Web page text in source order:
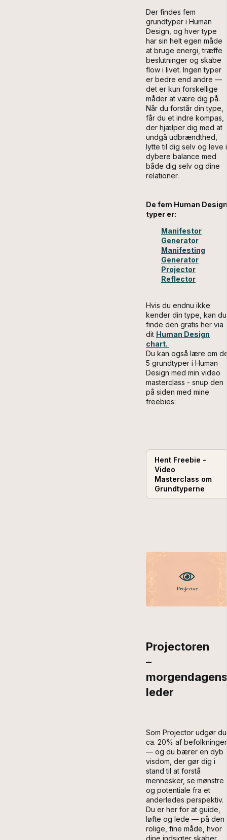
Der findes fem
grundtyper i Human
Design, og hver type
har sin helt egen måde
at bruge energi, træffe
beslutninger og skabe
flow i livet. Ingen typer
er bedre end andre —
det er kun forskellige
måder at være dig på.
Når du forstår din type,
får du et indre kompas,
der hjælper dig med at
undgå udbrændthed,
lytte til dig selv og leve i
dybere balance med
både dig selv og dine
relationer.
De fem Human Design
typer er:
Manifestor
Generator
Manifesting
Generator
Projector
Reflector
Hvis du endnu ikke
kender din type, kan du
finde den gratis her via
dit Human Design
chart.
Du kan også lære om
5 grundtyper i Human
Design med min video
masterclass - snup den
på siden med mine
freebies:
Hent Freebie -
Video
Masterclass om
Grundtyperne
Projectoren
–
morgendagens
leder
Som Projector udgør du
ca. 20% af
— og du bærer en dyb
visdom, der gør dig i
stand til at forstå
mennesker, se mønstre
og potentiale fra et
anderledes perspektiv.
Du er her for at guide,
løfte og lede — på den
rolige, fine måde, hvor